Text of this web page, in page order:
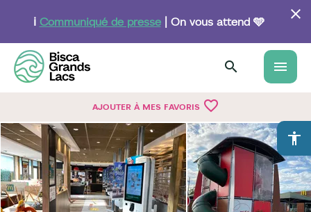
principal
ℹ️ Communiqué de presse| On vous attend 🩵
menu
AJOUTER À MES FAVORIS favorite_border
accessibility